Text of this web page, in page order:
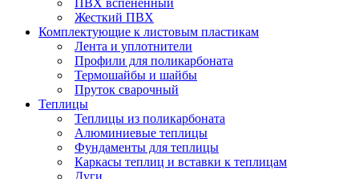
Жесткий ПВХ
Комплектующие к листовым пластикам
Лента и уплотнители
Профили для поликарбоната
Термошайбы и шайбы
Пруток сварочный
Теплицы
Теплицы из поликарбоната
Алюминиевые теплицы
Фундаменты для теплицы
Каркасы теплиц и вставки к теплицам
Дуги